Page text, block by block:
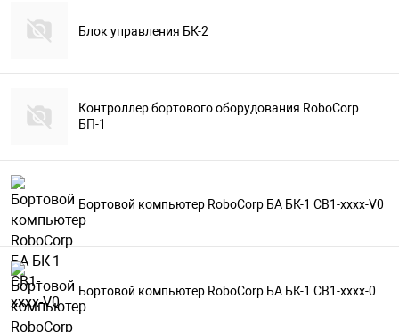
Блок управления БК-2
Контроллер бортового оборудования RoboCorp
БП-1
Бортовой компьютер RoboCorp БА БК-1 CB1-хххх-V0
Бортовой компьютер RoboCorp БА БК-1 CB1-хххх-0